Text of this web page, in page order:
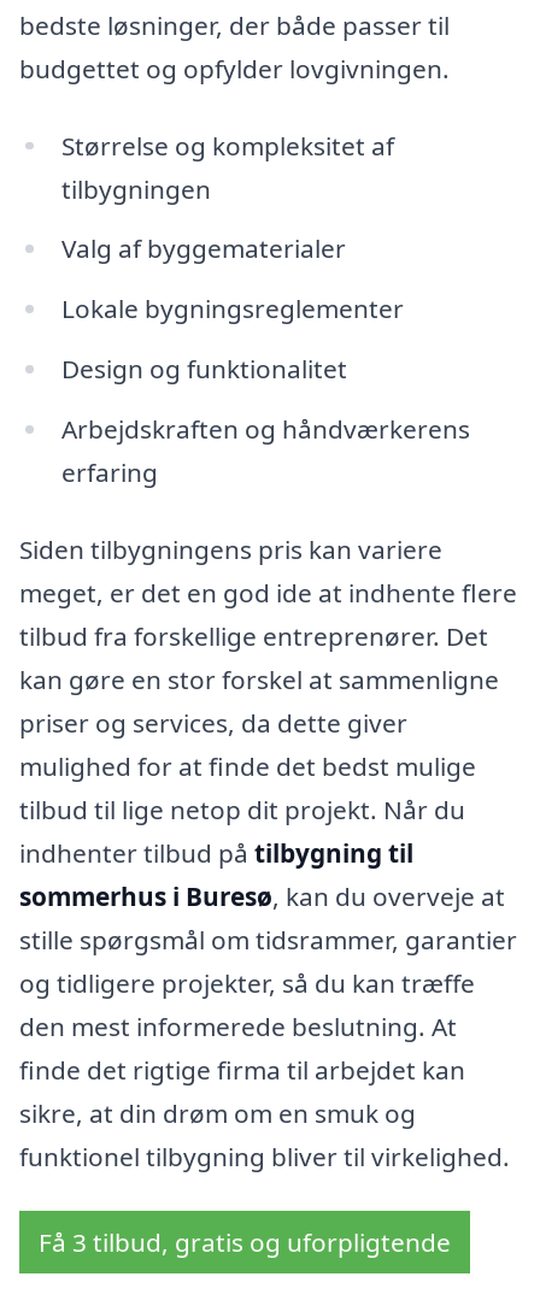
bedste løsninger, der både passer til
budgettet og opfylder lovgivningen.
Størrelse og kompleksitet af
tilbygningen
Valg af byggematerialer
Lokale bygningsreglementer
Design og funktionalitet
Arbejdskraften og håndværkerens
erfaring
Siden tilbygningens pris kan variere
meget, er det en god ide at indhente flere
tilbud fra forskellige entreprenører. Det
kan gøre en stor forskel at sammenligne
priser og services, da dette giver
mulighed for at finde det bedst mulige
tilbud til lige netop dit projekt. Når du
indhenter tilbud på tilbygning til
sommerhus i Buresø, kan du overveje at
stille spørgsmål om tidsrammer, garantier
og tidligere projekter, så du kan træffe
den mest informerede beslutning. At
finde det rigtige firma til arbejdet kan
sikre, at din drøm om en smuk og
funktionel tilbygning bliver til virkelighed.
Få 3 tilbud, gratis og uforpligtende